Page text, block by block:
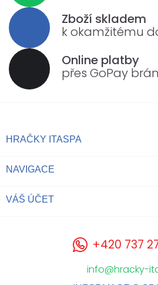
Zboží skladem
k okamžitému
Online platby
přes GoPay
HRAČKY ITASPA
NAVIGACE
VÁŠ ÚČET
+420 737
info@hracky-